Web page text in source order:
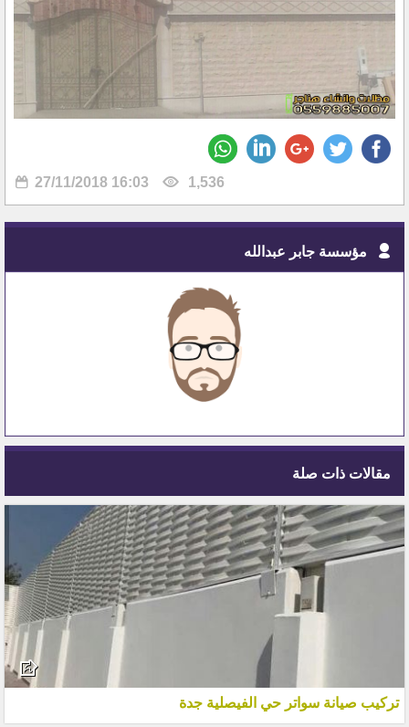
27/11/2018 16:03 1,536
مؤسسة جابر عبدالله
مقالات ذات صلة
تركيب صيانة سواتر حي الفيصلية جدة